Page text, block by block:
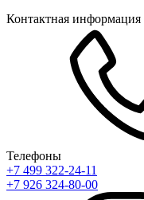
Контактная информация
Телефоны
+7 499 322-24-11
+7 926 324-80-00